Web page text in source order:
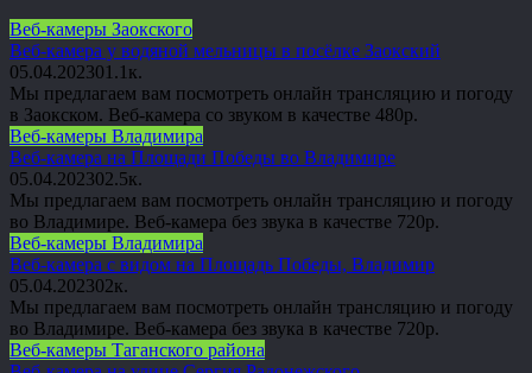
Веб-камеры Заокского
Веб-камера у водяной мельницы в посёлке Заокский
05.04.202301.1к.
Мы предлагаем вам посмотреть онлайн трансляцию и погоду
в Заокском. Веб-камера со звуком в качестве 480p.
Веб-камеры Владимира
Веб-камера на Площади Победы во Владимире
05.04.202302.5к.
Мы предлагаем вам посмотреть онлайн трансляцию и погоду
во Владимире. Веб-камера без звука в качестве 720p.
Веб-камеры Владимира
Веб-камера с видом на Площадь Победы, Владимир
05.04.202302к.
Мы предлагаем вам посмотреть онлайн трансляцию и погоду
во Владимире. Веб-камера без звука в качестве 720p.
Веб-камеры Таганского района